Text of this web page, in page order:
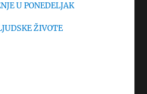
U PONEDELJAK
ŽIVOTE